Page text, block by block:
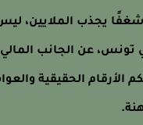
يجذب الملايين،
عن الجانب المالي
الحقيقية